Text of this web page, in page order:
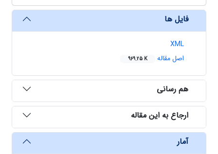
فایل ها
XML
اصل مقاله
969.25 K
هم رسانی
ارجاع به این مقاله
آمار